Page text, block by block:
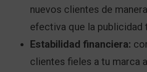
nuevos clientes de
efectiva que la publicidad
Estabilidad financiera:
clientes fieles a tu marca